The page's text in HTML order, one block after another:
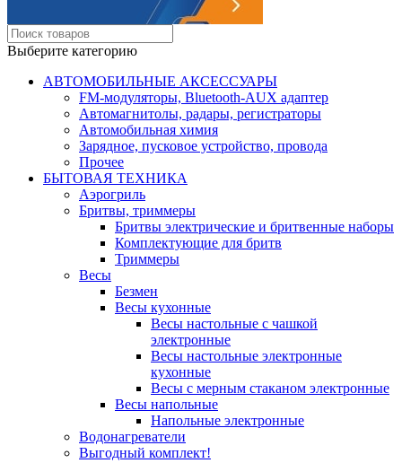
Выберите категорию
АВТОМОБИЛЬНЫЕ АКСЕССУАРЫ
FM-модуляторы, Bluetooth-AUX адаптер
Автомагнитолы, радары, регистраторы
Автомобильная химия
Зарядное, пусковое устройство, провода
Прочее
БЫТОВАЯ ТЕХНИКА
Аэрогриль
Бритвы, триммеры
Бритвы электрические и бритвенные наборы
Комплектующие для бритв
Триммеры
Весы
Безмен
Весы кухонные
Весы настольные с чашкой
электронные
Весы настольные электронные
кухонные
Весы с мерным стаканом электронные
Весы напольные
Напольные электронные
Водонагреватели
Выгодный комплект!